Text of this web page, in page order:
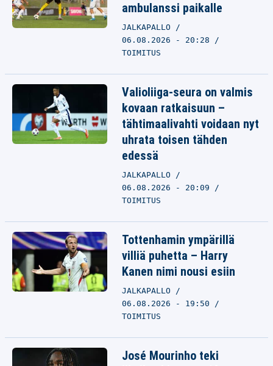
ambulanssi paikalle
JALKAPALLO
06.08.2026 - 20:28
TOIMITUS
Valioliiga-seura on valmis
kovaan ratkaisuun –
tähtimaalivahti voidaan nyt
uhrata toisen tähden
edessä
JALKAPALLO
06.08.2026 - 20:09
TOIMITUS
Tottenhamin ympärillä
villiä puhetta – Harry
Kanen nimi nousi esiin
JALKAPALLO
06.08.2026 - 19:50
TOIMITUS
José Mourinho teki